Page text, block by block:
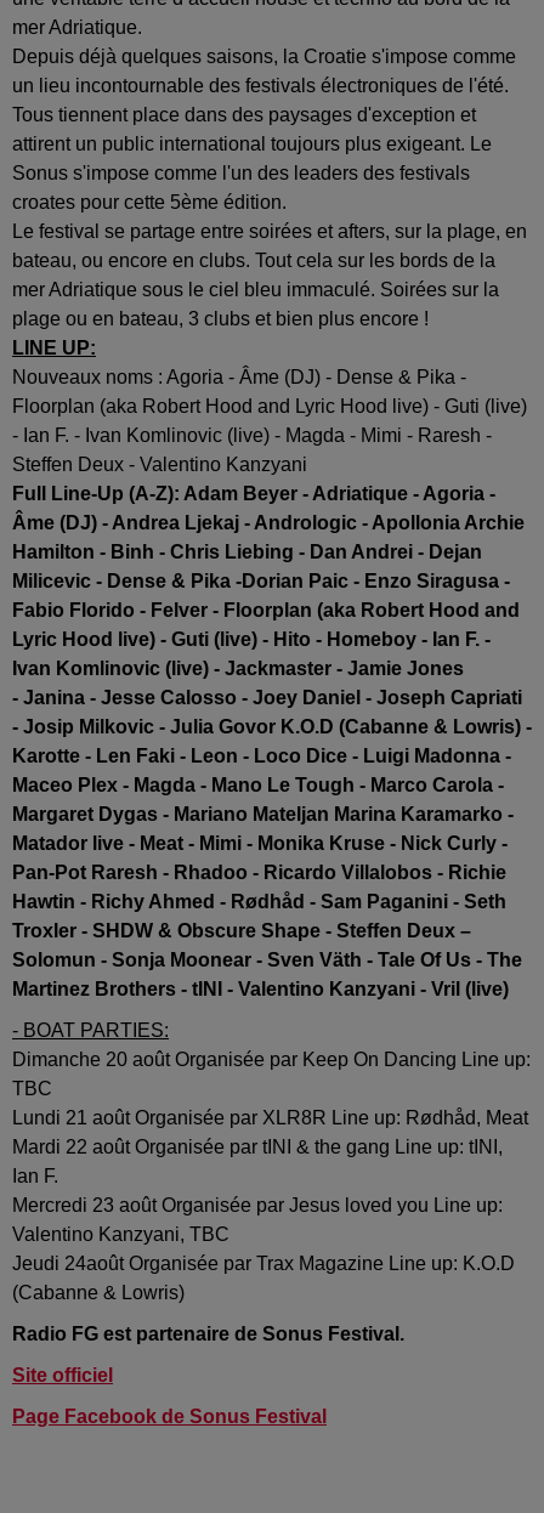
mer Adriatique.
Depuis déjà quelques saisons, la Croatie s'impose comme
un lieu incontournable des festivals électroniques de l'été.
Tous tiennent place dans des paysages d'exception et
attirent un public international toujours plus exigeant. Le
Sonus s'impose comme l'un des leaders des festivals
croates pour cette 5ème édition.
Le festival se partage entre soirées et afters, sur la plage, en
bateau, ou encore en clubs. Tout cela sur les bords de la
mer Adriatique sous le ciel bleu immaculé. Soirées sur la
plage ou en bateau, 3 clubs et bien plus encore !
LINE UP:
Nouveaux noms : Agoria - Âme (DJ) - Dense & Pika -
Floorplan (aka Robert Hood and Lyric Hood live) - Guti (live)
- Ian F. - Ivan Komlinovic (live) - Magda - Mimi - Raresh -
Steffen Deux - Valentino Kanzyani
Full Line-Up (A-Z): Adam Beyer - Adriatique - Agoria -
Âme (DJ) - Andrea Ljekaj - Andrologic - Apollonia Archie
Hamilton - Binh - Chris Liebing - Dan Andrei - Dejan
Milicevic - Dense & Pika -Dorian Paic - Enzo Siragusa -
Fabio Florido - Felver - Floorplan (aka Robert Hood and
Lyric Hood live) - Guti (live) - Hito - Homeboy - Ian F. -
Ivan Komlinovic (live) - Jackmaster - Jamie Jones
- Janina - Jesse Calosso - Joey Daniel - Joseph Capriati
- Josip Milkovic - Julia Govor K.O.D (Cabanne & Lowris) -
Karotte - Len Faki - Leon - Loco Dice - Luigi Madonna -
Maceo Plex - Magda - Mano Le Tough - Marco Carola -
Margaret Dygas - Mariano Mateljan Marina Karamarko -
Matador live - Meat - Mimi - Monika Kruse - Nick Curly -
Pan-Pot Raresh - Rhadoo - Ricardo Villalobos - Richie
Hawtin - Richy Ahmed - Rødhåd - Sam Paganini - Seth
Troxler - SHDW & Obscure Shape - Steffen Deux –
Solomun - Sonja Moonear - Sven Väth - Tale Of Us - The
Martinez Brothers - tINI - Valentino Kanzyani - Vril (live)
- BOAT PARTIES:
Dimanche 20 août Organisée par Keep On Dancing Line up:
TBC
Lundi 21 août Organisée par XLR8R Line up: Rødhåd, Meat
Mardi 22 août Organisée par tINI & the gang Line up: tINI,
Ian F.
Mercredi 23 août Organisée par Jesus loved you Line up:
Valentino Kanzyani, TBC
Jeudi 24août Organisée par Trax Magazine Line up: K.O.D
(Cabanne & Lowris)
Radio FG est partenaire de Sonus Festival.
Site officiel
Page Facebook de Sonus Festival